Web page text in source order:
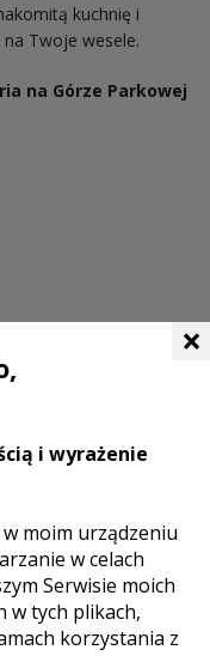
kuchnię i
Twoje wesele.
na Górze Parkowej
×
i wyrażenie
moim urządzeniu
w celach
Serwisie moich
w tych plikach,
korzystania z